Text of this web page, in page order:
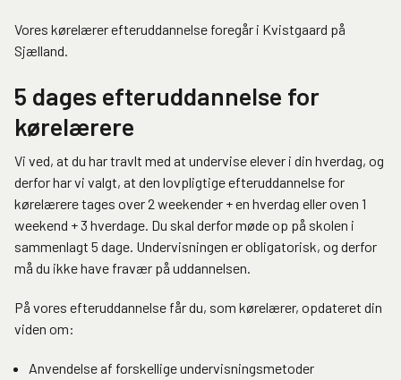
Vores kørelærer efteruddannelse foregår i Kvistgaard på
Sjælland.
5 dages efteruddannelse for
kørelærere
Vi ved, at du har travlt med at undervise elever i din hverdag, og
derfor har vi valgt, at den lovpligtige efteruddannelse for
kørelærere tages over 2 weekender + en hverdag eller oven 1
weekend + 3 hverdage. Du skal derfor møde op på skolen i
sammenlagt 5 dage. Undervisningen er obligatorisk, og derfor
må du ikke have fravær på uddannelsen.
På vores efteruddannelse får du, som kørelærer, opdateret din
viden om:
Anvendelse af forskellige undervisningsmetoder